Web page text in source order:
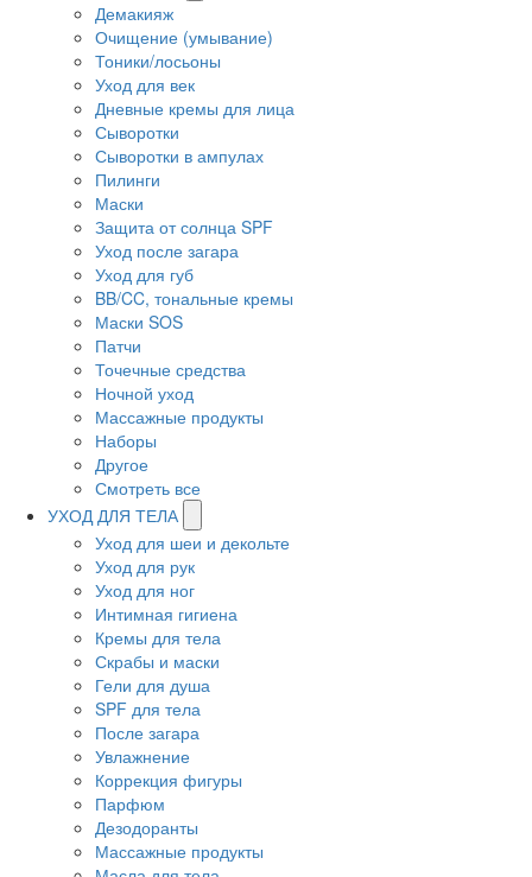
Демакияж
Очищение (умывание)
Тоники/лосьоны
Уход для век
Дневные кремы для лица
Сыворотки
Сыворотки в ампулах
Пилинги
Маски
Защита от солнца SPF
Уход после загара
Уход для губ
BB/CC, тональные кремы
Маски SOS
Патчи
Точечные средства
Ночной уход
Массажные продукты
Наборы
Другое
Смотреть все
УХОД ДЛЯ ТЕЛА
Уход для шеи и декольте
Уход для рук
Уход для ног
Интимная гигиена
Кремы для тела
Скрабы и маски
Гели для душа
SPF для тела
После загара
Увлажнение
Коррекция фигуры
Парфюм
Дезодоранты
Массажные продукты